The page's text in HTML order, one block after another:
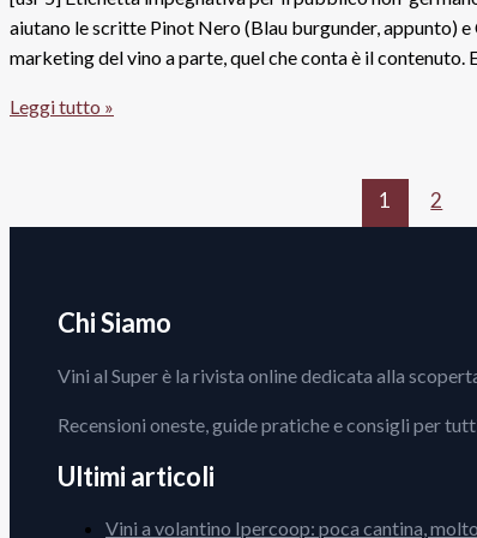
Salaparuta
aiutano le scritte Pinot Nero (Blau burgunder, appunto)
marketing del vino a parte, quel che conta è il
Pinot
Adige
Cantina
Leggi tutto »
1 2
Chi Siamo
Vini al Super è la rivista online dedicata alla
Recensioni oneste, guide pratiche e consigli per
Ultimi articoli
Vini a volantino Ipercoop: poca cantina,